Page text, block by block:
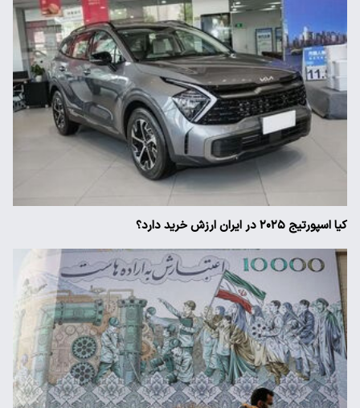
کیا اسپورتیج ۲۰۲۵ در ایران ارزش خرید دارد؟